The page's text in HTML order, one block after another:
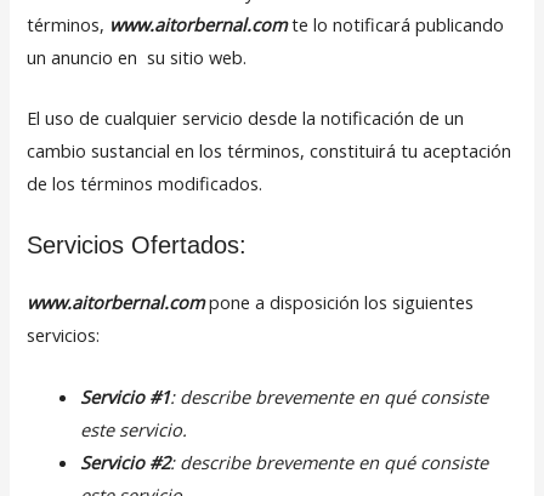
términos, www.aitorbernal.comte lo notificará publicando
un anuncio en su sitio web.
El uso de cualquier servicio desde la notificación de un
cambio sustancial en los términos, constituirá tu aceptación
de los términos modificados.
Servicios Ofertados:
www.aitorbernal.compone a disposición los siguientes
servicios:
Servicio #1: describe brevemente en qué consiste
este servicio.
Servicio #2: describe brevemente en qué consiste